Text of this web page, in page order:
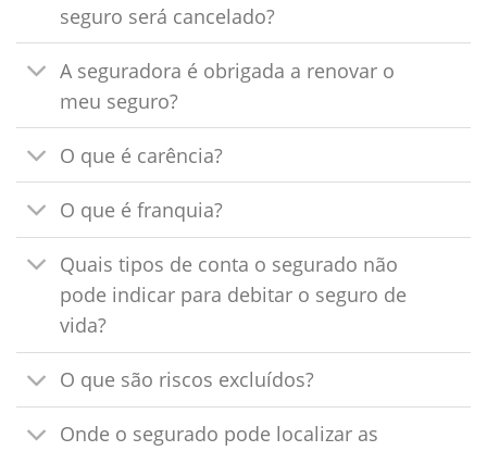
seguro será cancelado?
A seguradora é obrigada a renovar o
meu seguro?
O que é carência?
O que é franquia?
Quais tipos de conta o segurado não
pode indicar para debitar o seguro de
vida?
O que são riscos excluídos?
Onde o segurado pode localizar as